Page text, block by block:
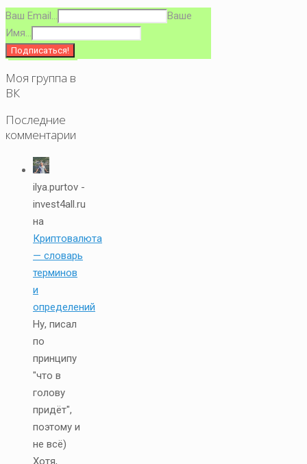
Ваш Email...
Ваше
Имя...
Моя группа в
ВК
Последние
комментарии
ilya.purtov -
invest4all.ru
на
Криптовалюта
— словарь
терминов
и
определений
Ну, писал
по
принципу
"что в
голову
придёт",
поэтому и
не всё)